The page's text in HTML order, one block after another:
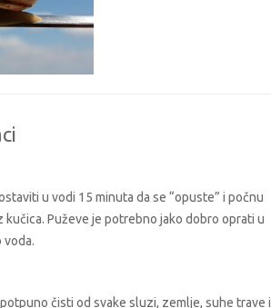
u vodi 15 minuta da se “opuste” i počnu
kučica. Puževe je potrebno jako dobro oprati u
voda.
čisti od svake sluzi, zemlje, suhe trave i